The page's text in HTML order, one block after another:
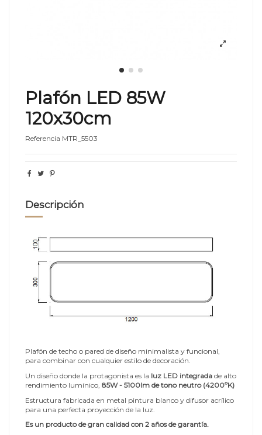
Plafón LED 85W
120x30cm
Referencia MTR_5503
Descripción
Plafón de techo o pared de diseño minimalista y funcional,
para combinar con cualquier estilo de decoración.
Un diseño donde la protagonista es la luz LED integrada de alto
rendimiento lumínico, 85W - 5100lm de tono neutro (4200ºK)
Estructura fabricada en metal pintura blanco y difusor acrílico
para una perfecta proyección de la luz.
Es un producto de gran calidad con 2 años de garantía.